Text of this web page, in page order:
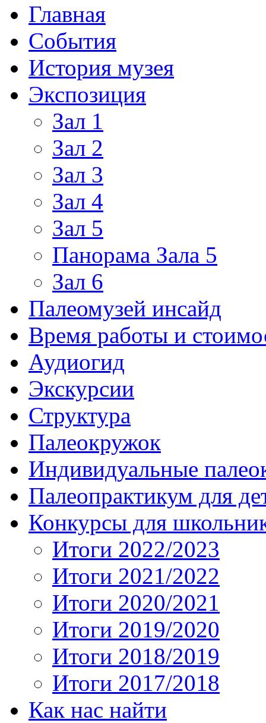
Главная
События
История музея
Экспозиция
Зал 1
Зал 2
Зал 3
Зал 4
Зал 5
Панорама Зала 5
Зал 6
Палеомузей инсайд
Время работы и
Аудиогид
Экскурсии
Структура
Палеокружок
Индивидуальные
Палеопрактикум для
Конкурсы для
Итоги 2022/2023
Итоги 2021/2022
Итоги 2020/2021
Итоги 2019/2020
Итоги 2018/2019
Итоги 2017/2018
Как нас найти